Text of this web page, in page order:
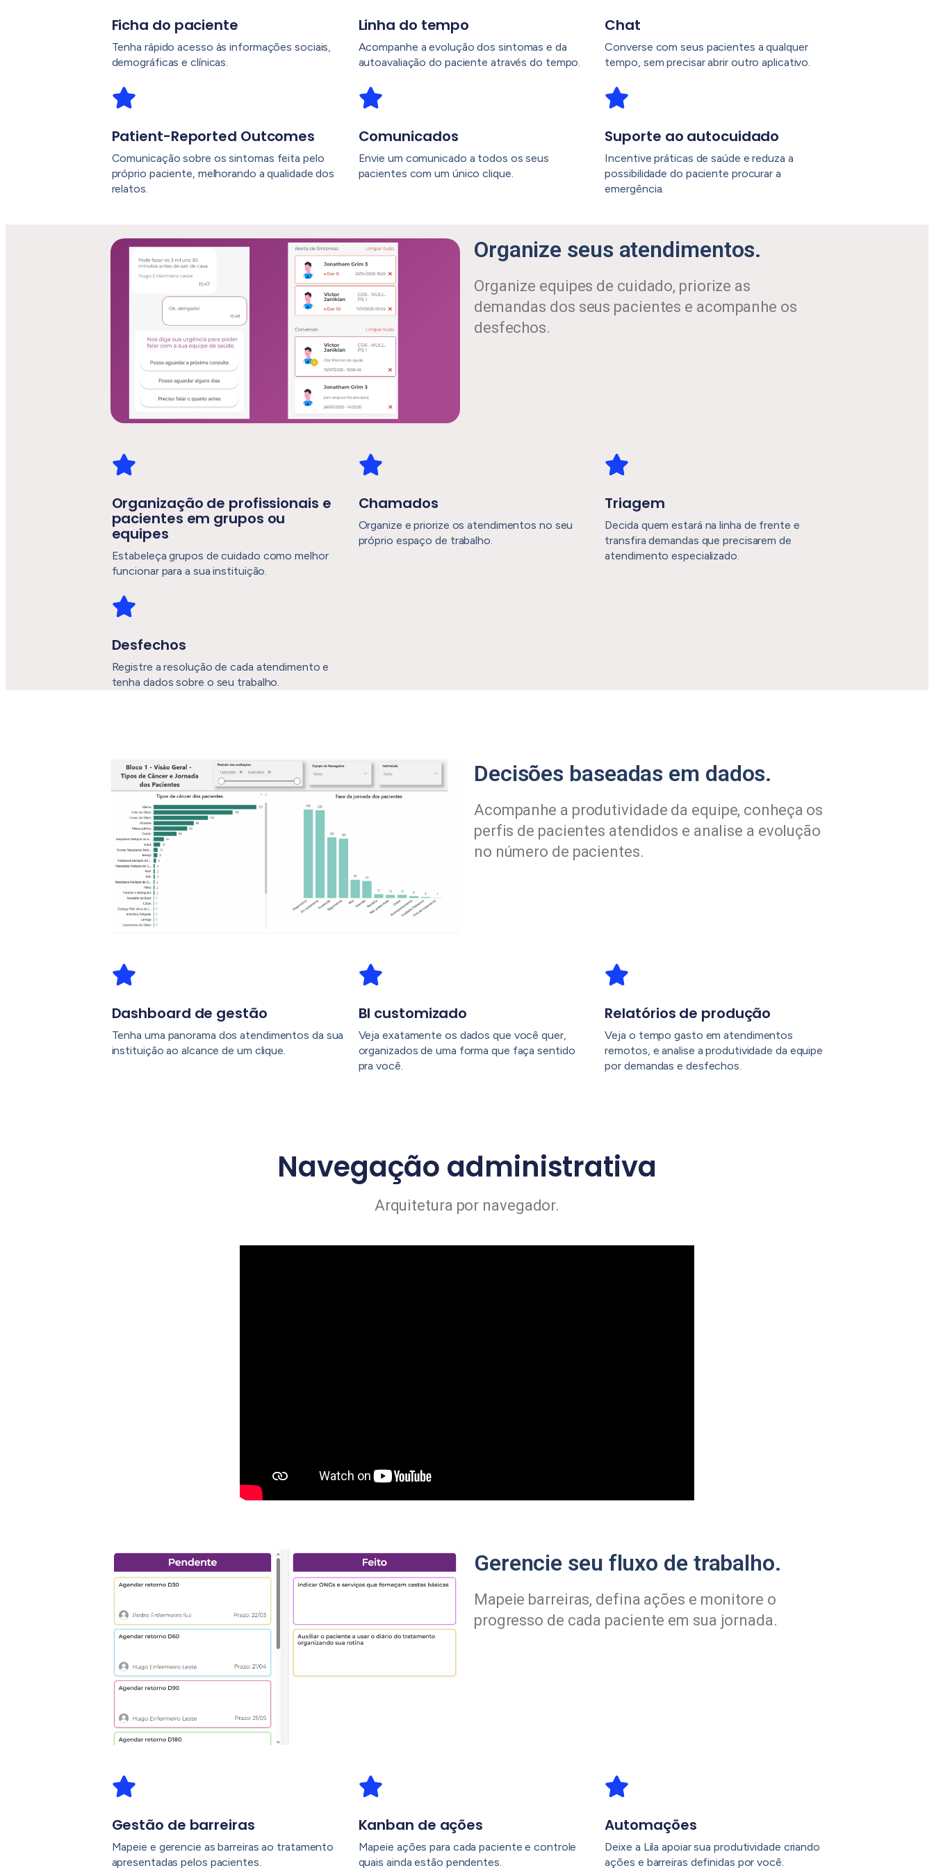
Ficha do paciente
Tenha rápido acesso às informações sociais,
demográficas e clínicas.
Linha do tempo
Acompanhe a evolução dos sintomas e da
autoavaliação do paciente através do tempo.
Chat
Converse com seus pacientes a qualquer
tempo, sem precisar abrir outro aplicativo.
Patient-Reported Outcomes​
Comunicação sobre os sintomas feita pelo
próprio paciente, melhorando a qualidade dos
relatos.
Comunicados
Envie um comunicado a todos os seus
pacientes com um único clique.
Suporte ao autocuidado
Incentive práticas de saúde e reduza a
possibilidade do paciente procurar a
emergência.
Organize seus atendimentos.
Organize equipes de cuidado, priorize as
demandas dos seus pacientes e acompanhe os
desfechos.
Organização de profissionais e
pacientes em grupos ou
equipes
Estabeleça grupos de cuidado como melhor
funcionar para a sua instituição.
Chamados
Organize e priorize os atendimentos no seu
próprio espaço de trabalho.
Triagem
Decida quem estará na linha de frente e
transfira demandas que precisarem de
atendimento especializado.
Desfechos
Registre a resolução de cada atendimento e
tenha dados sobre o seu trabalho.
Decisões baseadas em dados.
Acompanhe a produtividade da equipe, conheça os
perfis de pacientes atendidos e analise a evolução
no número de pacientes.
Dashboard de gestão
Tenha uma panorama dos atendimentos da sua
instituição ao alcance de um clique.
BI customizado
Veja exatamente os dados que você quer,
organizados de uma forma que faça sentido
pra você.
Relatórios de produção
Veja o tempo gasto em atendimentos
remotos, e analise a produtividade da equipe
por demandas e desfechos.
Navegação administrativa
Arquitetura por navegador.
Gerencie seu fluxo de trabalho.
Mapeie barreiras, defina ações e monitore o
progresso de cada paciente em sua jornada.
Gestão de barreiras
Mapeie e gerencie as barreiras ao tratamento
apresentadas pelos pacientes.
Kanban de ações
Mapeie ações para cada paciente e controle
quais ainda estão pendentes.
Automações
Deixe a Lila apoiar sua produtividade criando
ações e barreiras definidas por você.